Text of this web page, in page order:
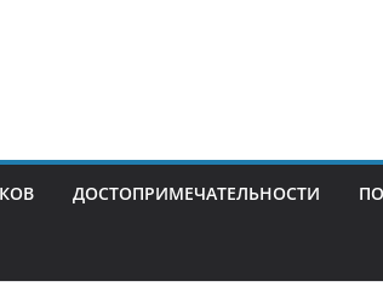
ДОСТОПРИМЕЧАТЕЛЬНОСТИ